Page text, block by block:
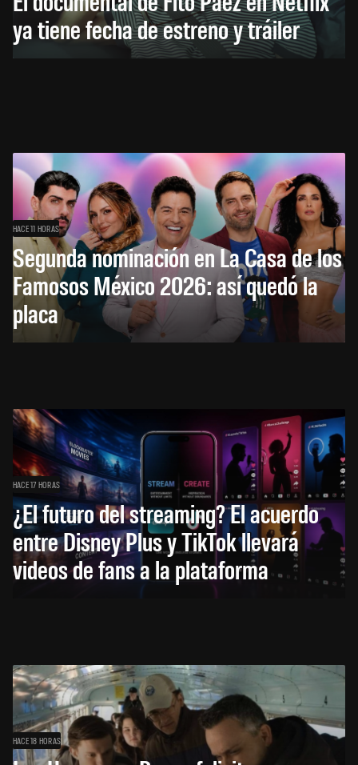
ya tiene fecha de estreno y tráiler
HACE 11 HORAS
Segunda nominación en La Casa de los
Famosos México 2026: así quedó la
placa
HACE 17 HORAS
¿El futuro del streaming? El acuerdo
entre Disney Plus y TikTok llevará
videos de fans a la plataforma
HACE 18 HORAS